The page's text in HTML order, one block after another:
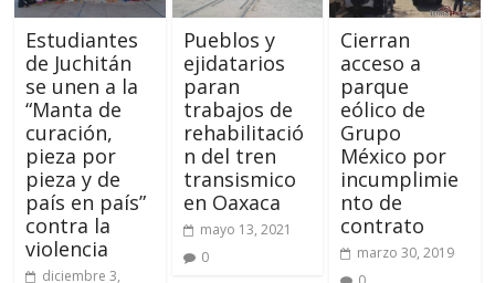
Estudiantes
de Juchitán
se unen a la
“Manta de
curación,
pieza por
pieza y de
país en país”
contra la
violencia
diciembre 3,
Pueblos y
ejidatarios
paran
trabajos de
rehabilitació
n del tren
transismico
en Oaxaca
mayo 13, 2021
0
Cierran
acceso a
parque
eólico de
Grupo
México por
incumplimie
nto de
contrato
marzo 30, 2019